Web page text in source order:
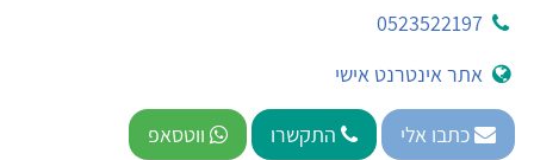
0523522197
אתר אינטרנט אישי
כתבו אלי התקשרו ווטסאפ